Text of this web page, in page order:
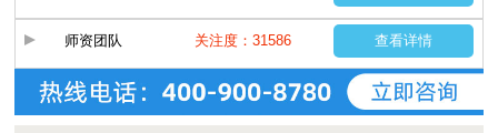
师资团队 关注度：31586 查看详情